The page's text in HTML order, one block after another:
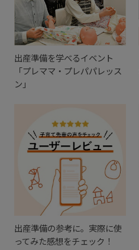
出産準備を学べるイベント
「プレママ・プレパパレッス
ン」
出産準備の参考に。実際に使
ってみた感想をチェック！